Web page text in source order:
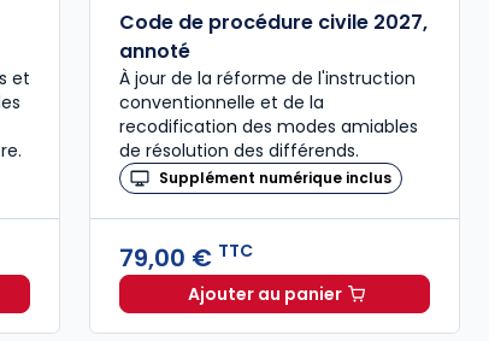
€ TTC
et
annoté. Édition limitée à 37,00 € TTC
Code de procédure civile 2027,
annoté
À jour de la réforme de l'instruction
conventionnelle et de la
recodification des modes amiables
de résolution des différends.
Supplément numérique inclus
79,00 € TTC
Ajouter au panierCode de procédure